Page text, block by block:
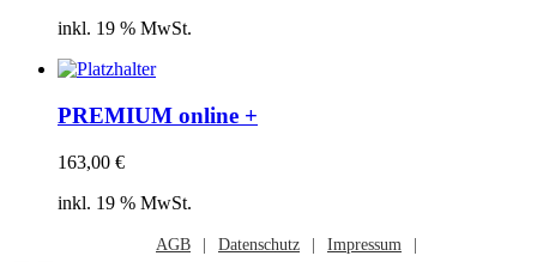
inkl. 19 % MwSt.
PREMIUM online +
163,00 €
inkl. 19 % MwSt.
AGB Datenschutz Impressum